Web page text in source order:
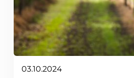
03.10.2024